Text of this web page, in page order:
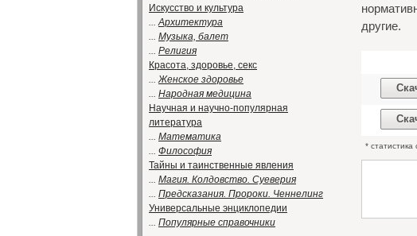
Искусство и культура
...Архитектура
... Музыка, балет
... Религия
Красота, здоровье, секс
...Женское здоровье
... Народная медицина
Научная и научно-популярная
литература
... Математика
... Философия
Тайны и таинственные явления
... Магия. Колдовство. Суеверия
... Предсказания. Пророки. Ченнелинг
Универсальные энциклопедии
... Популярные справочники
другие.
* статистика